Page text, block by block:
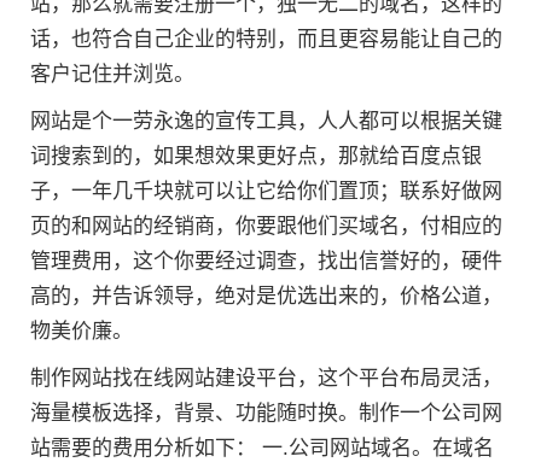
话，也符合自己企业的特别，而且更容易能让自己的
客户记住并浏览。
网站是个一劳永逸的宣传工具，人人都可以根据关键
词搜索到的，如果想效果更好点，那就给百度点银
子，一年几千块就可以让它给你们置顶；联系好做网
页的和网站的经销商，你要跟他们买域名，付相应的
管理费用，这个你要经过调查，找出信誉好的，硬件
高的，并告诉领导，绝对是优选出来的，价格公道，
物美价廉。
制作网站找在线网站建设平台，这个平台布局灵活，
海量模板选择，背景、功能随时换。制作一个公司网
站需要的费用分析如下： 一.公司网站域名。在域名